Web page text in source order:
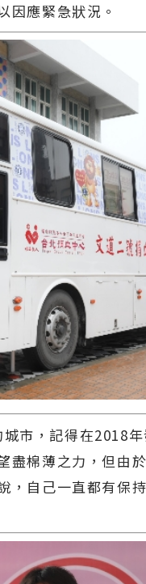
因應緊急狀況。
市，記得在2018年
棉薄之力，但由
自己一直都有保